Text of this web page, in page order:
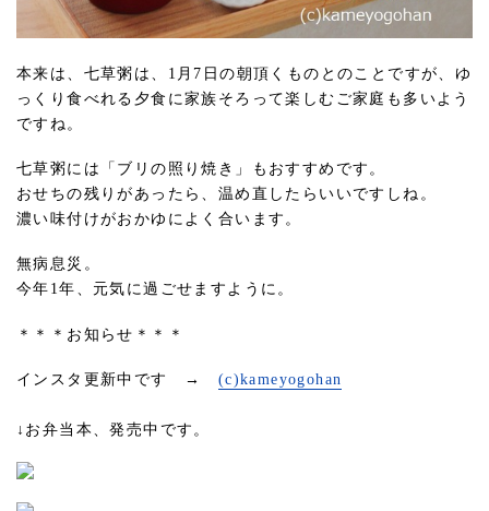
本来は、七草粥は、1月7日の朝頂くものとのことですが、ゆ
っくり食べれる夕食に家族そろって楽しむご家庭も多いよう
ですね。
七草粥には「ブリの照り焼き」もおすすめです。
おせちの残りがあったら、温め直したらいいですしね。
濃い味付けがおかゆによく合います。
無病息災。
今年1年、元気に過ごせますように。
＊＊＊お知らせ＊＊＊
インスタ更新中です → (c)kameyogohan
↓お弁当本、発売中です。